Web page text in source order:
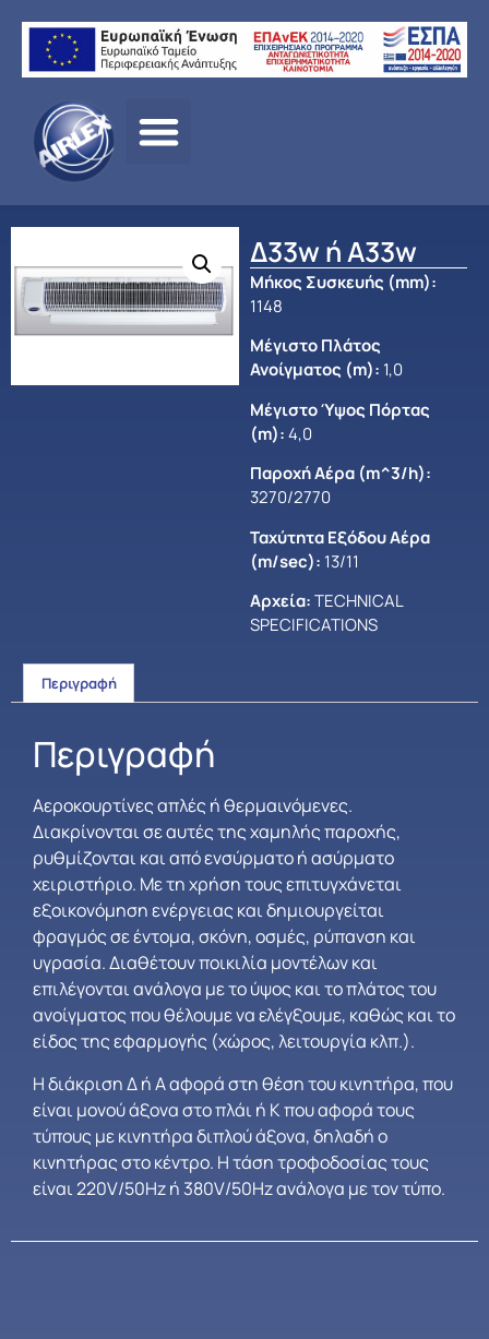
σελίδα/
Δ33w ή Α33w
Μήκος Συσκευής (mm):
1148
Μέγιστο Πλάτος
Ανοίγματος (m): 1,0
Μέγιστο Ύψος Πόρτας
(m):4,0
Παροχή Αέρα (m^3/h):
3270/2770
Ταχύτητα Εξόδου Αέρα
(m/sec): 13/11
Αρχεία:TECHNICAL
SPECIFICATIONS
Περιγραφή
Περιγραφή
Αεροκουρτίνες απλές ή θερμαινόμενες.
Διακρίνονται σε αυτές της χαμηλής παροχής,
ρυθμίζονται και από ενσύρματο ή ασύρματο
χειριστήριο. Με τη χρήση τους επιτυγχάνεται
εξοικονόμηση ενέργειας και δημιουργείται
φραγμός σε έντομα, σκόνη, οσμές, ρύπανση και
υγρασία. Διαθέτουν ποικιλία μοντέλων και
επιλέγονται ανάλογα με το ύψος και το πλάτος του
ανοίγματος που θέλουμε να ελέγξουμε, καθώς και το
είδος της εφαρμογής (χώρος, λειτουργία κλπ.).
Η διάκριση Δ ή Α αφορά στη θέση του κινητήρα, που
είναι μονού άξονα στο πλάι ή Κ που αφορά τους
τύπους με κινητήρα διπλού άξονα, δηλαδή ο
κινητήρας στο κέντρο. Η τάση τροφοδοσίας τους
είναι 220V/50Hz ή 380V/50Hz ανάλογα με τον τύπο.